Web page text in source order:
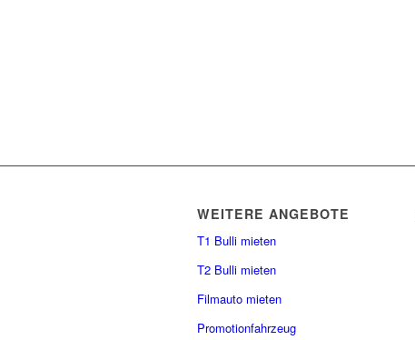
WEITERE ANGEBOTE
T1 Bulli mieten
T2 Bulli mieten
Filmauto mieten
Promotionfahrzeug